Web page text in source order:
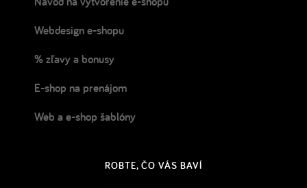
Webdesign e-shopu
% zľavy a bonusy
E-shop na prenájom
Web a e-shop šablóny
ROBTE, ČO VÁS BAVÍ